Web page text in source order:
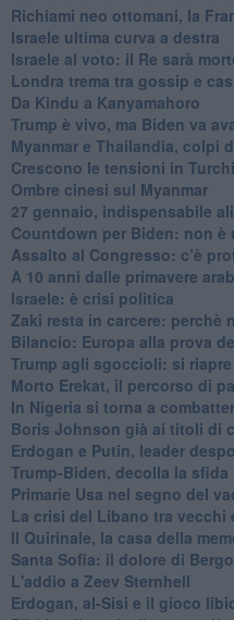
Richiami neo ottomani, la
Israele ultima curva a destra
Israele al voto: il Re sarà
Londra trema tra gossip e
Da Kindu a Kanyamahoro
Trump è vivo, ma Biden va
Myanmar e Thailandia, colpi
Crescono le tensioni in
Ombre cinesi sul Myanmar
27 gennaio, indispensabile
Countdown per Biden: non
Assalto al Congresso: c’è
A 10 anni dalle primavere
Israele: è crisi politica
Zaki resta in carcere: perchè
Bilancio: Europa alla prova
Trump agli sgoccioli: si
Morto Erekat, il percorso di
In Nigeria si torna a
Boris Johnson già ai titoli di
Erdogan e Putin, leader
Trump-Biden, decolla la sfida
Primarie Usa nel segno del
La crisi del Libano tra vecchi
Il Quirinale, la casa della
Santa Sofia: il dolore di
L'addio a ​Zeev Sternhell
Erdogan, al-Sisi e il gioco